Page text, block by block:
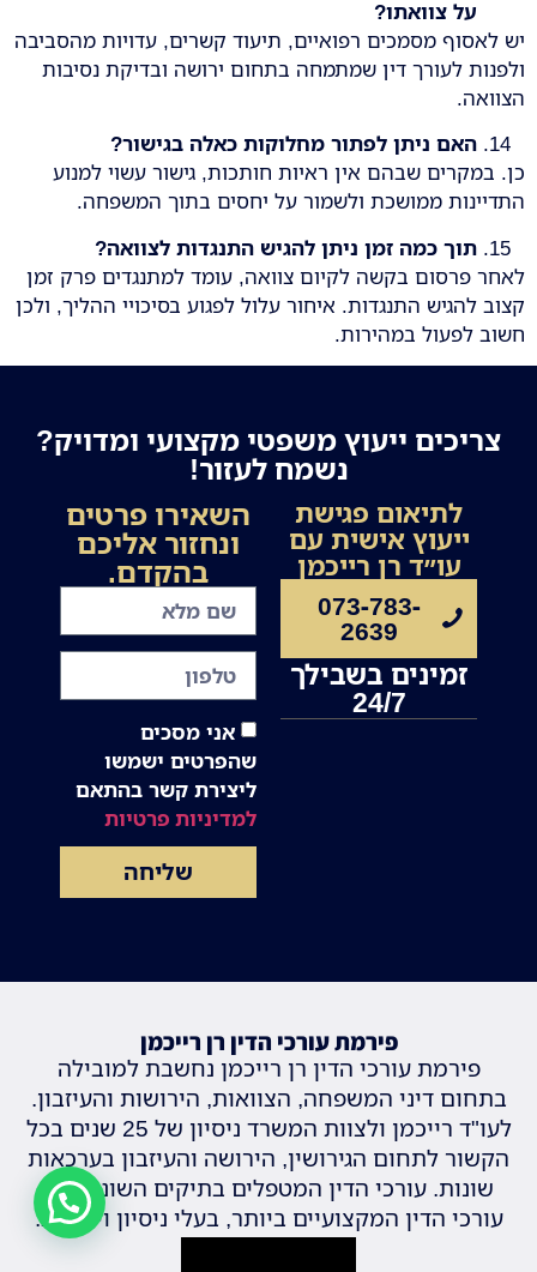
על צוואתו?
יש לאסוף מסמכים רפואיים, תיעוד קשרים, עדויות מהסביבה
ולפנות לעורך דין שמתמחה בתחום ירושה ובדיקת נסיבות
הצוואה.
האם ניתן לפתור מחלוקות כאלה בגישור?
כן. במקרים שבהם אין ראיות חותכות, גישור עשוי למנוע
התדיינות ממושכת ולשמור על יחסים בתוך המשפחה.
תוך כמה זמן ניתן להגיש התנגדות לצוואה?
לאחר פרסום בקשה לקיום צוואה, עומד למתנגדים פרק זמן
קצוב להגיש התנגדות. איחור עלול לפגוע בסיכויי ההליך, ולכן
חשוב לפעול במהירות.
צריכים ייעוץ משפטי מקצועי ומדויק?
נשמח לעזור!
לתיאום פגישת
ייעוץ אישית עם
עו״ד רן רייכמן
073-783-
2639
זמינים בשבילך
24/7
השאירו פרטים
ונחזור אליכם
בהקדם.
אני מסכים
שהפרטים ישמשו
ליצירת קשר בהתאם
למדיניות פרטיות
שליחה
פירמת עורכי הדין רן רייכמן
פירמת עורכי הדין רן רייכמן נחשבת למובילה
בתחום דיני המשפחה, הצוואות, הירושות והעיזבון.
לעו"ד רייכמן ולצוות המשרד ניסיון של 25 שנים בכל
הקשור לתחום הגירושין, הירושה והעיזבון בערכאות
שונות. עורכי הדין המטפלים בתיקים השונים הם
עורכי הדין המקצועיים ביותר, בעלי ניסיון וידע רב.